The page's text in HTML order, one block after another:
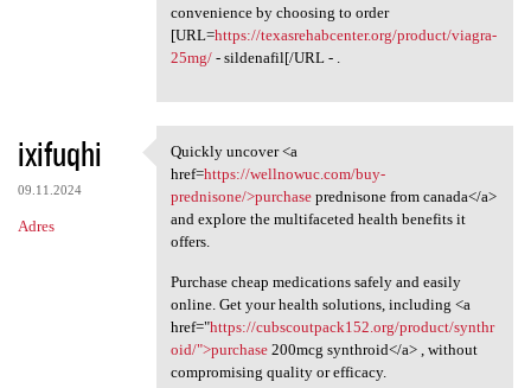
convenience by choosing to order
[URL=https://texasrehabcenter.org/product/viagra-
25mg/- sildenafil[/URL - .
ixifuqhi
09.11.2024
Adres
Quickly uncover <a href=https
Quickly uncover <a
href=https://wellnowuc.com/buy-
prednisone/>purchaseprednisone from canada</a>
and explore the multifaceted health benefits it
offers.
Purchase cheap medications safely and easily
online. Get your health solutions, including <a
href="https://cubscoutpack152.org/product/synthr
oid/">purchase200mcg synthroid</a> , without
compromising quality or efficacy.